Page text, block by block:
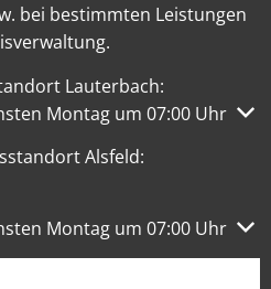
bei bestimmten Leistungen
Lauterbach:
oder Schließzeiten
Montag um 07:00 Uhr
Alsfeld:
oder Schließzeiten
Montag um 07:00 Uhr